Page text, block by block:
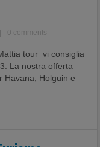
0 comments
tour vi consiglia
La nostra offerta
Havana, Holguin e